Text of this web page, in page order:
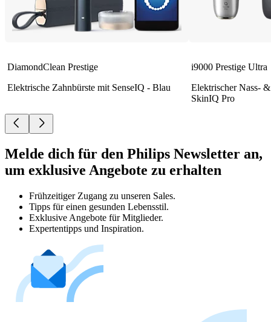
DiamondClean Prestige
Elektrische Zahnbürste mit SenseIQ - Blau
i9000 Prestige Ultra
Elektrischer Nass-
SkinIQ Pro
Melde dich für den Philips Newsletter an,
um exklusive Angebote zu erhalten
Frühzeitiger Zugang zu unseren Sales.
Tipps für einen gesunden Lebensstil.
Exklusive Angebote für Mitglieder.
Expertentipps und Inspiration.